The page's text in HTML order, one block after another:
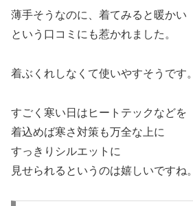
薄手そうなのに、着てみると暖かい
という口コミにも惹かれました。
着ぶくれしなくて使いやすそうです。
すごく寒い日はヒートテックなどを
着込めば寒さ対策も万全な上に
すっきりシルエットに
見せられるというのは嬉しいですね。